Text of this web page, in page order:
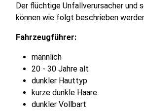
Der flüchtige Unfallverursacher und
können wie folgt beschrieben
Fahrzeugführer:
männlich
20 - 30 Jahre alt
dunkler Hauttyp
kurze dunkle Haare
dunkler Vollbart